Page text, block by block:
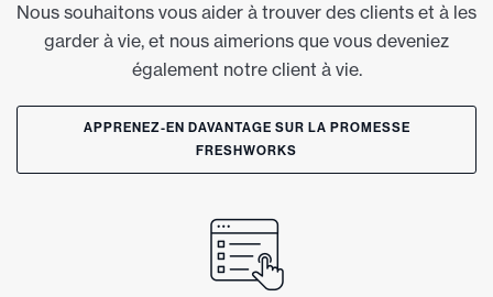
Nous souhaitons vous aider à trouver des clients et à les
garder à vie, et nous aimerions que vous deveniez
également notre client à vie.
APPRENEZ-EN DAVANTAGE SUR LA PROMESSE
FRESHWORKS